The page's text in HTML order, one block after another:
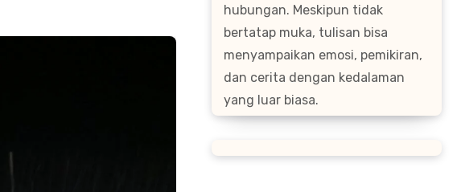
hubungan. Meskipun tidak
bertatap muka, tulisan bisa
menyampaikan emosi, pemikiran,
dan cerita dengan kedalaman
yang luar biasa.